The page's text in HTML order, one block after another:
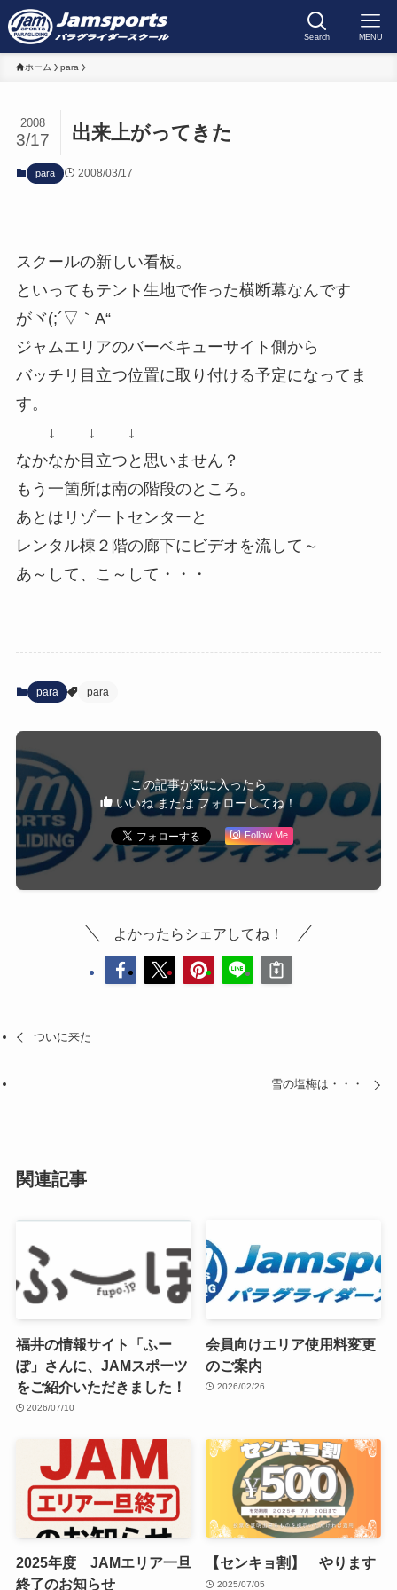
Search MENU
ホーム para
出来上がってきた
2008
3/17
para 2008/03/17
スクールの新しい看板。
といってもテント生地で作った横断幕なんです
がヾ(;´▽｀A“
ジャムエリアのバーベキューサイト側から
バッチリ目立つ位置に取り付ける予定になってま
す。
↓ ↓ ↓
なかなか目立つと思いません？
もう一箇所は南の階段のところ。
あとはリゾートセンターと
レンタル棟２階の廊下にビデオを流して～
あ～して、こ～して・・・
para para
この記事が気に入ったら
いいね または フォローしてね！
Follow Me
よかったらシェアしてね！
ついに来た
雪の塩梅は・・・
関連記事
福井の情報サイト「ふー
ぽ」さんに、JAMスポーツ
をご紹介いただきました！
2026/07/10
会員向けエリア使用料変更
のご案内
2026/02/26
2025年度 JAMエリア一旦
終了のお知らせ
【センキョ割】 やります
2025/07/05